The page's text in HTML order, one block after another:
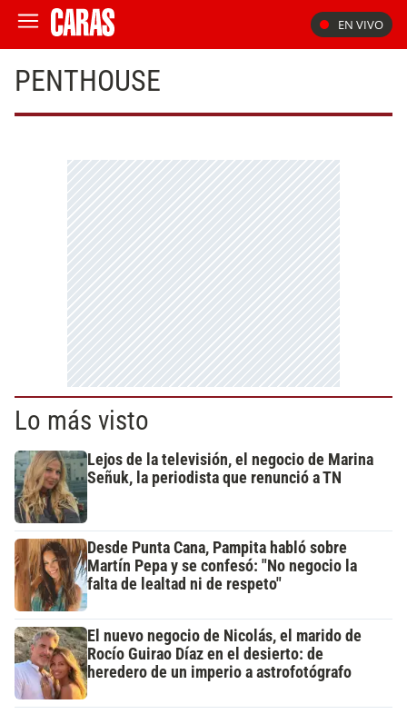
EN VIVO
PENTHOUSE
Lo más visto
Lejos de la televisión, el negocio de Marina
Señuk, la periodista que renunció a TN
Desde Punta Cana, Pampita habló sobre
Martín Pepa y se confesó: "No negocio la
falta de lealtad ni de respeto"
El nuevo negocio de Nicolás, el marido de
Rocío Guirao Díaz en el desierto: de
heredero de un imperio a astrofotógrafo